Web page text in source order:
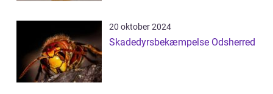
20 oktober 2024
Skadedyrsbekæmpelse Odsherred